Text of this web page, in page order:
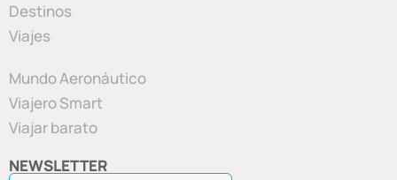
Destinos
Viajes
Mundo Aeronáutico
Viajero Smart
Viajar barato
NEWSLETTER